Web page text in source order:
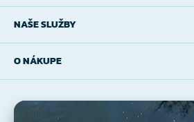
NAŠE SLUŽBY
O NÁKUPE